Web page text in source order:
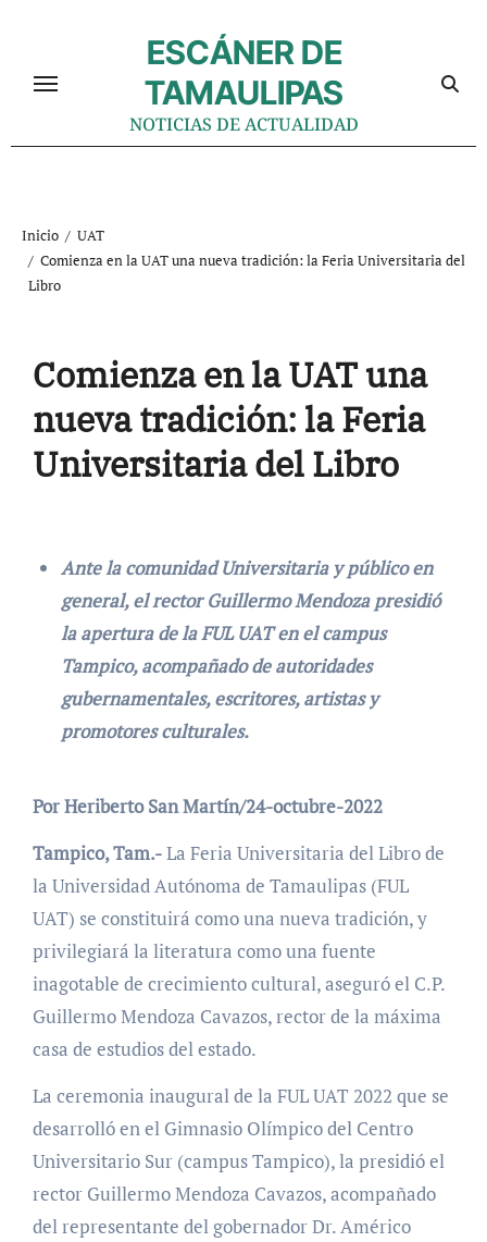
contenido
ESCÁNER DE
TAMAULIPAS
NOTICIAS DE ACTUALIDAD
Inicio
UAT
Comienza en la UAT una nueva tradición: la Feria Universitaria del
Libro
Comienza en la UAT una
nueva tradición: la Feria
Universitaria del Libro
Ante la comunidad Universitaria y público en
general, el rector Guillermo Mendoza presidió
la apertura de la FUL UAT en el campus
Tampico, acompañado de autoridades
gubernamentales, escritores, artistas y
promotores culturales.
Por Heriberto San Martín/24-octubre-2022
Tampico, Tam.-La Feria Universitaria del Libro de
la Universidad Autónoma de Tamaulipas (FUL
UAT) se constituirá como una nueva tradición, y
privilegiará la literatura como una fuente
inagotable de crecimiento cultural, aseguró el C.P.
Guillermo Mendoza Cavazos, rector de la máxima
casa de estudios del estado.
La ceremonia inaugural de la FUL UAT 2022 que se
desarrolló en el Gimnasio Olímpico del Centro
Universitario Sur (campus Tampico), la presidió el
rector Guillermo Mendoza Cavazos, acompañado
del representante del gobernador Dr. Américo